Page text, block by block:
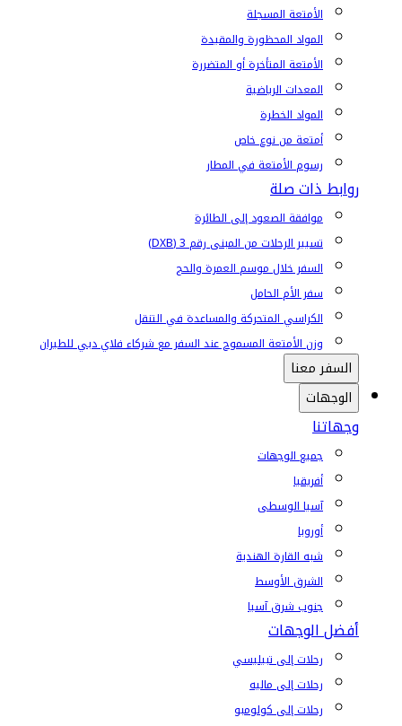
الأمتعة المسجلة
المواد المحظورة والمقيدة
الأمتعة المتأخرة أو المتضررة
المعدات الرياضية
المواد الخطرة
أمتعة من نوع خاص
رسوم الأمتعة في المطار
روابط ذات صلة
موافقة الصعود إلى الطائرة
تسيير الرحلات من المبنى رقم 3 (DXB)
السفر خلال موسم العمرة والحج
سفر الأم الحامل
الكراسي المتحركة والمساعدة في التنقل
وزن الأمتعة المسموح عند السفر مع شركاء فلاي دبي للطيران
السفر معنا
الوجهات
وجهاتنا
جميع الوجهات
أفريقيا
آسيا الوسطى
أوروبا
شبه القارة الهندية
الشرق الأوسط
جنوب شرق آسيا
أفضل الوجهات
رحلات إلى تبيليسي
رحلات إلى ماليه
رحلات إلى كولومبو